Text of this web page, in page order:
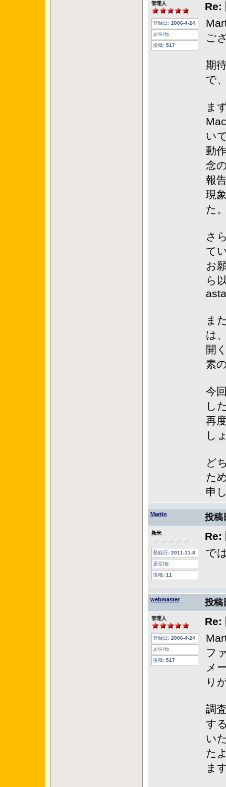
管理人
登録日: 2006-4-24
居住地:
投稿: 517
Re:
ご
期
で
ま
い
動
念
報
現
た
さ
て
お
ら
ま
は
開
素
今
し
再
し
ど
た
申
Martin 投
新米
登録日: 2011-11-8
居住地:
投稿: 11
Re:
で
webmaster 投
管理人
登録日: 2006-4-24
居住地:
投稿: 517
Re:
フ
メ
り
調
す
い
た
ま